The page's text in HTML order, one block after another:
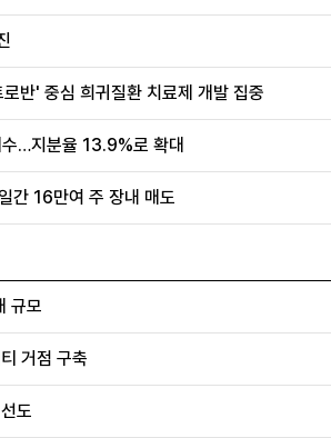
반' 중심 희귀질환 치료제 개발 집중
…지분율 13.9%로 확대
간 16만여 주 장내 매도
규모
거점 구축
도